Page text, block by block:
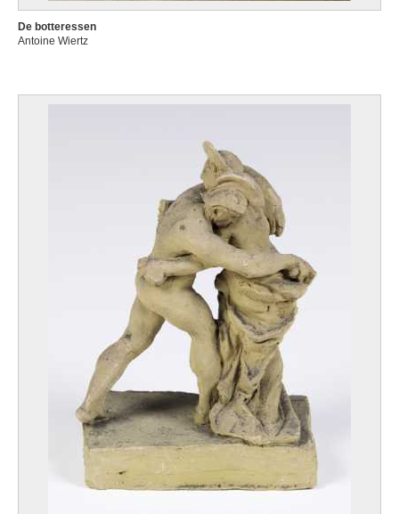
De botteressen
Antoine Wiertz